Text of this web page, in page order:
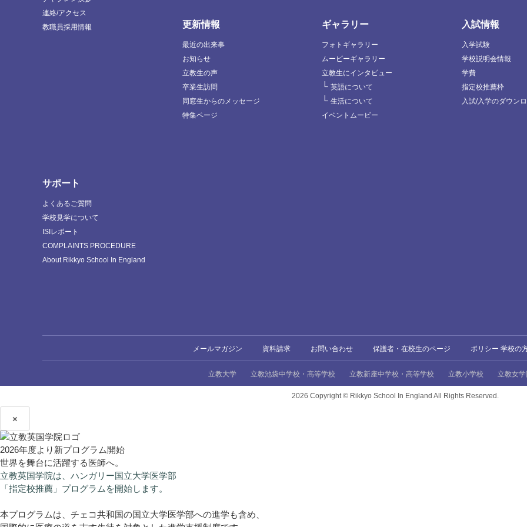
連絡/アクセス
教職員採用情報
更新情報
最近の出来事
お知らせ
立教生の声
卒業生訪問
同窓生からのメッセージ
特集ページ
ギャラリー
フォトギャラリー
ムービーギャラリー
立教生にインタビュー
└ 英語について
└ 生活について
イベントムービー
入試情報
入学試験
学校説明会情報
学費
指定校推薦枠
入試/入学のダウン
サポート
よくあるご質問
学校見学について
ISIレポート
COMPLAINTS PROCEDURE
About Rikkyo School In England
メールマガジン 資料請求 お問い合わせ 保護者・在校生のページ ポリシー 学校の
立教大学 立教池袋中学校・高等学校 立教新座中学校・高等学校 立教小学校 立教女
2026 Copyright © Rikkyo School In England All Rights Reserved.
×
2026年度より新プログラム開始
世界を舞台に活躍する医師へ。
立教英国学院は、ハンガリー国立大学医学部
「指定校推薦」プログラムを開始します。
本プログラムは、チェコ共和国の国立大学医学部への進学も含め、